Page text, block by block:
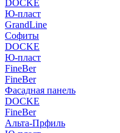
DOCKE
Ю-пласт
GrandLine
Софиты
DOCKE
Ю-пласт
FineBer
FineBer
Фасадная панель
DOCKE
FineBer
Альта-Прфиль